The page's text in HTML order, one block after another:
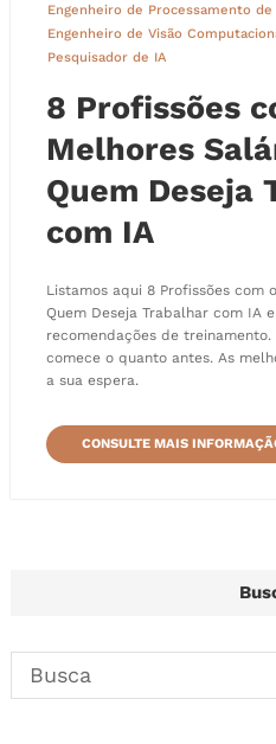
Engenheiro de Processamento
Engenheiro de Visão
Pesquisador de IA
8 Profissões
Melhores
Quem Deseja
com IA
Listamos aqui 8 Profissões com
Quem Deseja Trabalhar com IA
recomendações de
comece o quanto antes. As
a sua espera.
CONSULTE MAIS